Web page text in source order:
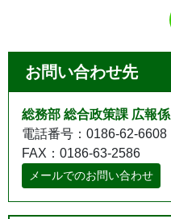
お問い合わせ先
総務部 総合政策課 広報係
電話番号：0186-62-6608
FAX：0186-63-2586
メールでのお問い合わせ